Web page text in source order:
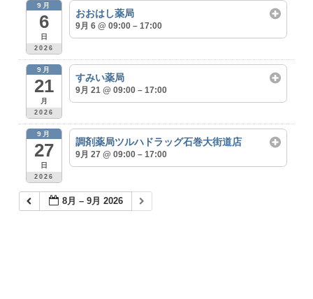
9月
6
日
2026
おおはし薬局
9月 6 @ 09:00 – 17:00
9月
21
月
2026
すみい薬局
9月 21 @ 09:00 – 17:00
9月
27
日
2026
調剤薬局ツルハドラッグ石巻大街道店
9月 27 @ 09:00 – 17:00
8月 – 9月 2026